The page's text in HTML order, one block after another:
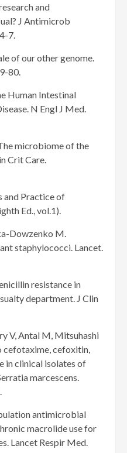
and
J Antimicrob
7.
of our other genome.
80.
Human Intestinal
N Engl J Med.
microbiome of the
Crit Care.
and Practice of
Ed., vol.1).
Dowzenko M.
staphylococci. Lancet.
resistance in
department. J Clin
V, Antal M, Mitsuhashi
cefotaxime, cefoxitin,
in clinical isolates of
marcescens.
antimicrobial
macrolide use for
Lancet Respir Med.